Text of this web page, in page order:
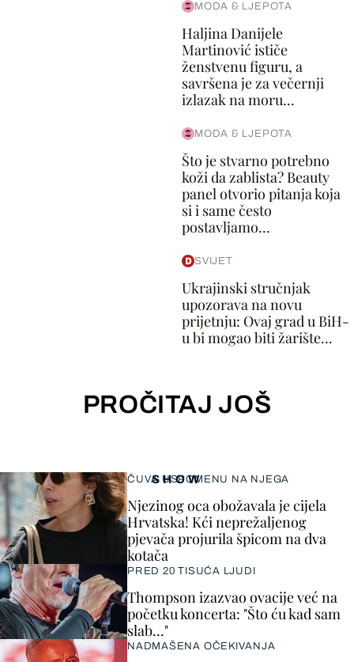
MODA & LJEPOTA
Haljina Danijele
Martinović ističe
ženstvenu figuru, a
savršena je za večernji
izlazak na moru...
MODA & LJEPOTA
Što je stvarno potrebno
koži da zablista? Beauty
panel otvorio pitanja koja
si i same često
postavljamo...
SVIJET
Ukrajinski stručnjak
upozorava na novu
prijetnju: Ovaj grad u BiH-
u bi mogao biti žarište...
PROČITAJ JOŠ
SHOW
ČUVA USPOMENU NA NJEGA
Njezinog oca obožavala je cijela
Hrvatska! Kći neprežaljenog
pjevača projurila špicom na dva
kotača
PRED 20 TISUĆA LJUDI
Thompson izazvao ovacije već na
početku koncerta: "Što ću kad sam
slab..."
NADMAŠENA OČEKIVANJA